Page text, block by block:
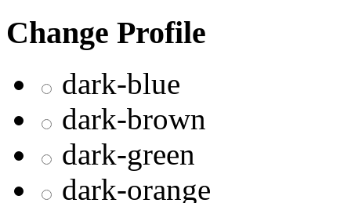
Change Profile
dark-blue
dark-brown
dark-green
dark-orange